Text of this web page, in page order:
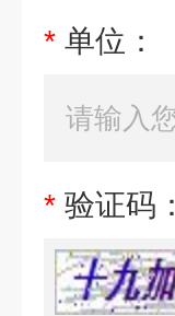
* 单位：
* 验证码：